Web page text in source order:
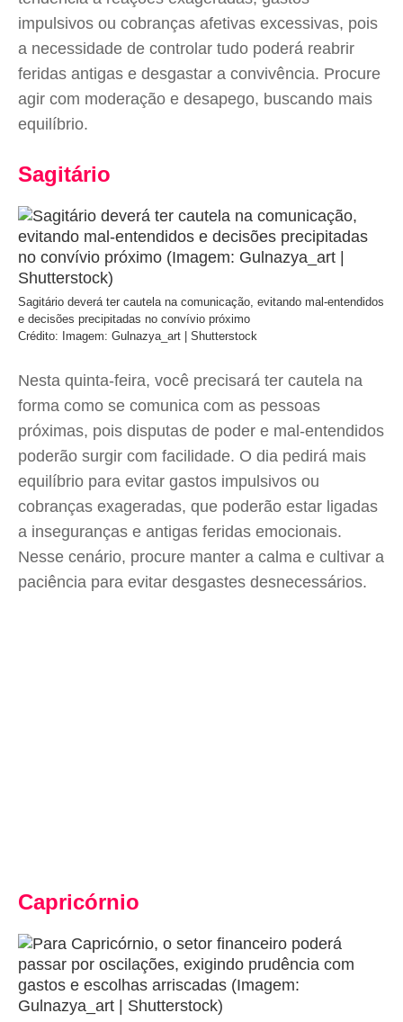
impulsivos ou cobranças afetivas excessivas, pois
a necessidade de controlar tudo poderá reabrir
feridas antigas e desgastar a convivência. Procure
agir com moderação e desapego, buscando mais
equilíbrio.
Sagitário
Sagitário deverá ter cautela na comunicação, evitando mal-entendidos
e decisões precipitadas no convívio próximo
Crédito: Imagem: Gulnazya_art | Shutterstock
Nesta quinta-feira, você precisará ter cautela na
forma como se comunica com as pessoas
próximas, pois disputas de poder e mal-entendidos
poderão surgir com facilidade. O dia pedirá mais
equilíbrio para evitar gastos impulsivos ou
cobranças exageradas, que poderão estar ligadas
a inseguranças e antigas feridas emocionais.
Nesse cenário, procure manter a calma e cultivar a
paciência para evitar desgastes desnecessários.
Capricórnio